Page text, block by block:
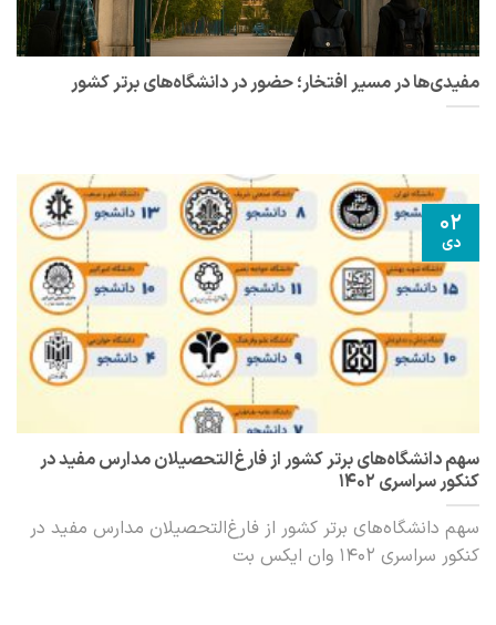
مفیدی‌ها در مسیر افتخار؛ حضور در دانشگاه‌های برتر کشور
سهم دانشگاه‌های برتر کشور از فارغ‌التحصیلان مدارس مفید در
کنکور سراسری 1402
سهم دانشگاه‌های برتر کشور از فارغ‌التحصیلان مدارس مفید در
کنکور سراسری 1402 وان ایکس بت
02
دی